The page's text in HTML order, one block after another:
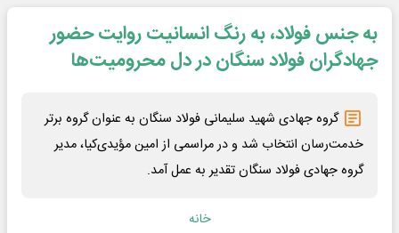
مدیرعامل جدید آلومینای ایران منصوب شد
ورق گرم مبارکه به پروژه های انتقال آب رسید
رونمایی فولاد غدیر نی ریز از سامانه ی « آقای پولاد»
بازگشت فرش ماشینی به اصفهان پس از هفت سال؛ دو نمایشگاه تخصصی در شهر
به جنس فولاد، به رنگ انسانیت روایت حضور
جهادگران فولاد سنگان در دل محرومیت‌ها
گروه جهادی شهید سلیمانی فولاد سنگان به عنوان گروه برتر
خدمت‌رسان انتخاب شد و در مراسمی از امین مؤیدی‌کیا، مدیر
گروه جهادی فولاد سنگان تقدیر به عمل آمد.
خانه